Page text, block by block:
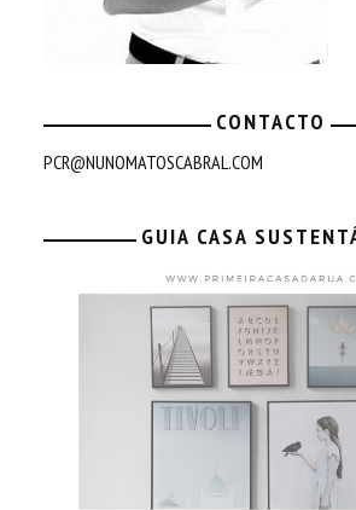
CONTACTO
PCR@NUNOMATOSCABRAL.COM
GUIA CASA